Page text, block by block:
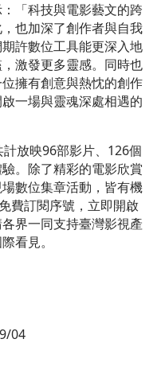
「科技與電影藝文的跨
也加深了創作者與自我
許數位工具能更深入地
激發更多靈感。同時也
擁有創意與熱忱的創作
一場與靈魂深處相遇的
放映96部影片、126個
。除了精彩的電影欣賞
數位集章活動，皆有機
費訂閱序號，立即開啟
界一同支持臺灣影視產
看見。
04